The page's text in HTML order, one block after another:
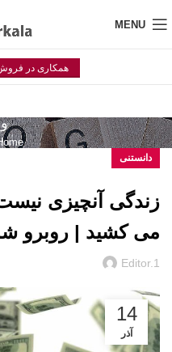
MENU
همکاری در
دانستنی
زندگی آنچیزی
می کشید | روبرو
Editor.1
14
آذر